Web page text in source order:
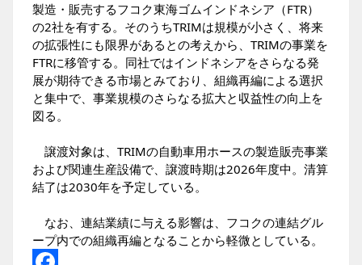
製造・販売するフコク東海ゴムインドネシア（FTR）
の2社を有する。そのうちTRIMは規模が小さく、将来
の拡張性にも限界があるとの考えから、TRIMの事業を
FTRに移管する。同社ではインドネシアをさらなる発
展が期待できる市場とみており、組織再編による選択
と集中で、事業規模のさらなる拡大と収益性の向上を
図る。
譲渡対象は、TRIMの自動車用ホースの製造販売事業
および関連生産設備で、譲渡時期は2026年度中。清算
結了は2030年を予定している。
なお、連結業績に与える影響は、フコクの連結グル
ープ内での組織再編となることから軽微としている。